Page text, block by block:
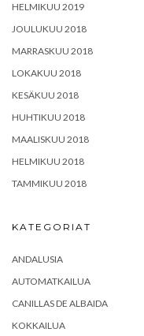
HELMIKUU 2019
JOULUKUU 2018
MARRASKUU 2018
LOKAKUU 2018
KESÄKUU 2018
HUHTIKUU 2018
MAALISKUU 2018
HELMIKUU 2018
TAMMIKUU 2018
KATEGORIAT
ANDALUSIA
AUTOMATKAILUA
CANILLAS DE ALBAIDA
KOKKAILUA